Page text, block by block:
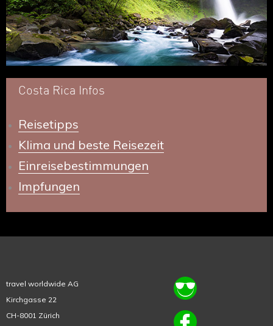
Costa Rica Infos
Reisetipps
Klima und beste Reisezeit
Einreisebestimmungen
Impfungen
travel worldwide AG
Kirchgasse 22
CH-8001 Zürich